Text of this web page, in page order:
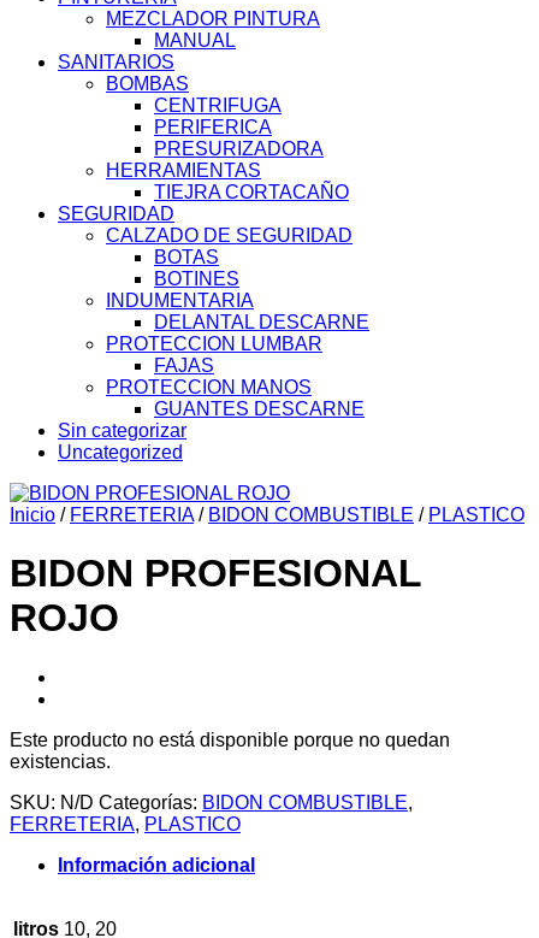
MEZCLADOR PINTURA
MANUAL
SANITARIOS
BOMBAS
CENTRIFUGA
PERIFERICA
PRESURIZADORA
HERRAMIENTAS
TIEJRA CORTACAÑO
SEGURIDAD
CALZADO DE SEGURIDAD
BOTAS
BOTINES
INDUMENTARIA
DELANTAL DESCARNE
PROTECCION LUMBAR
FAJAS
PROTECCION MANOS
GUANTES DESCARNE
Sin categorizar
Uncategorized
Inicio / FERRETERIA / BIDON COMBUSTIBLE / PLASTICO
BIDON PROFESIONAL
ROJO
Este producto no está disponible porque no quedan
existencias.
SKU: N/D Categorías: BIDON COMBUSTIBLE,
FERRETERIA, PLASTICO
Información adicional
litros 10, 20